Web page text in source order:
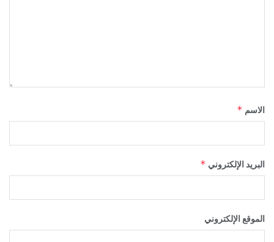
الاسم *
البريد الإلكتروني *
الموقع الإلكتروني